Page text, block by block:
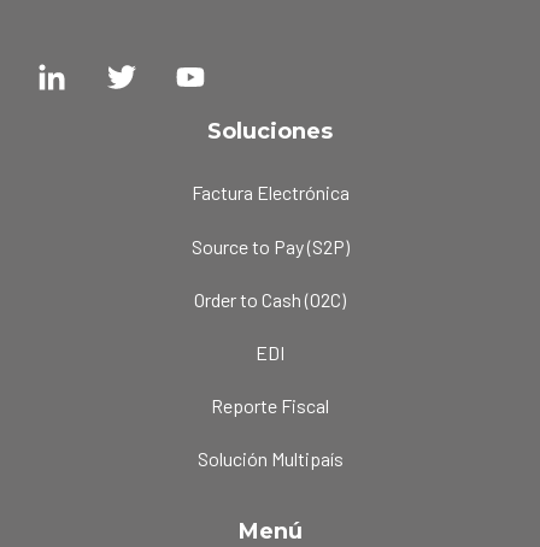
Soluciones
Factura Electrónica
Source to Pay (S2P)
Order to Cash (O2C)
EDI
Reporte Fiscal
Solución Multipaís
Menú